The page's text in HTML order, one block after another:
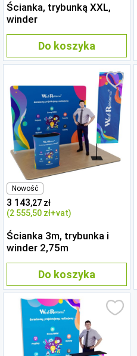
Ścianka, trybunką XXL,
winder
Do koszyka
Nowość
3 143,27 zł
(2 555,50 zł+vat)
Ścianka 3m, trybunka i
winder 2,75m
Do koszyka